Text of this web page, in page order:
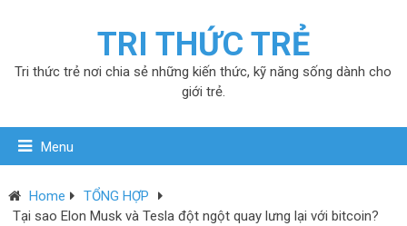
TRI THỨC TRẺ
Tri thức trẻ nơi chia sẻ những kiến thức, kỹ năng sống dành cho
giới trẻ.
Menu
Home
TỔNG HỢP
Tại sao Elon Musk và Tesla đột ngột quay lưng lại với bitcoin?